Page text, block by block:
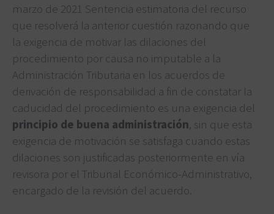
marzo de 2021 Sentencia estimatoria del recurso
que resolverá la anterior cuestión razonando que
la exigencia de motivar las dilaciones del
procedimiento por causa no imputable a la
Administración Tributaria en los acuerdos de
derivación de responsabilidad a fin de constatar la
caducidad del procedimiento es una exigencia del
principio de buena administración , sin que esta
exigencia de motivación se satisfaga cuando estas
dilaciones son justificadas posteriormente en vía
revisora por el Tribunal Económico-Administrativo,
encargado de la revisión del acuerdo.